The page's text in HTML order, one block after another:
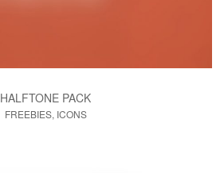
HALFTONE PACK
FREEBIES, ICONS